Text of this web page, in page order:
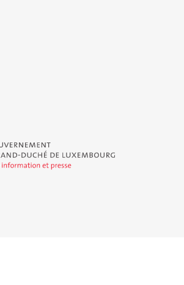
Grand-Duché de Luxembourg - Service
de data.public.lu